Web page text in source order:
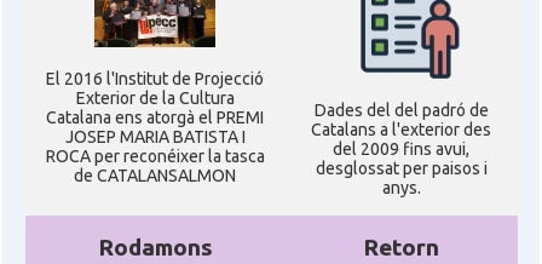
El 2016 l'Institut de Projecció
Exterior de la Cultura
Catalana ens atorgà el PREMI
JOSEP MARIA BATISTA I
ROCA per reconéixer la tasca
de CATALANSALMON
Dades del del padró de
Catalans a l'exterior des
del 2009 fins avui,
desglossat per paisos i
anys.
Rodamons Retorn